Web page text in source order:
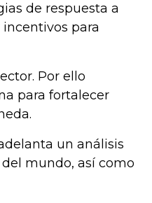
de respuesta a
para
Por ello
para fortalecer
un análisis
mundo, así como